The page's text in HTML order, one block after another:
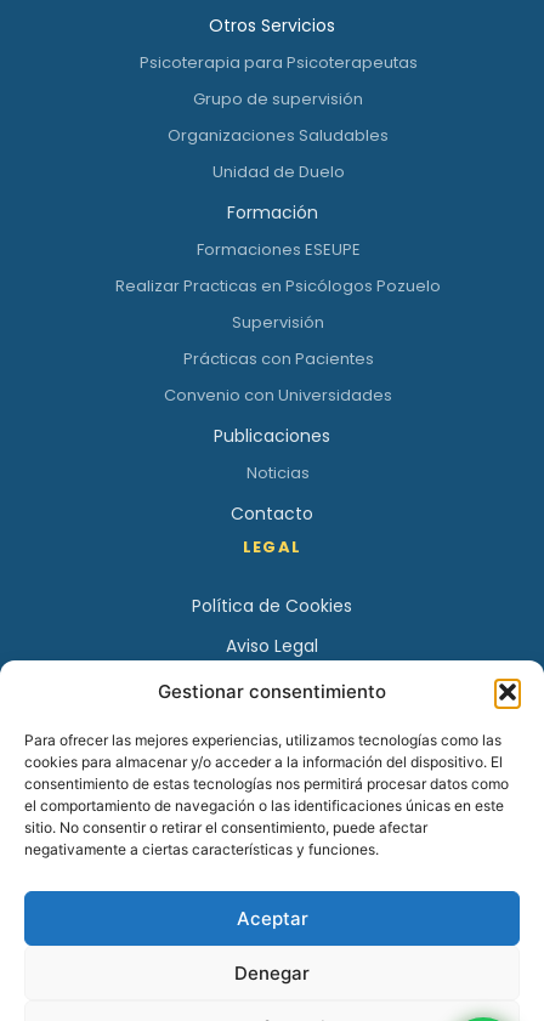
Gestionar consentimiento
Para ofrecer las mejores experiencias, utilizamos tecnologías como las
cookies para almacenar y/o acceder a la información del dispositivo. El
consentimiento de estas tecnologías nos permitirá procesar datos como
el comportamiento de navegación o las identificaciones únicas en este
sitio. No consentir o retirar el consentimiento, puede afectar
negativamente a ciertas características y funciones.
Aceptar
Denegar
Otros Servicios
Psicoterapia para Psicoterapeutas
Grupo de supervisión
Organizaciones Saludables
Unidad de Duelo
Formación
Formaciones ESEUPE
Realizar Practicas en Psicólogos Pozuelo
Supervisión
Prácticas con Pacientes
Convenio con Universidades
Publicaciones
Noticias
Contacto
LEGAL
Política de Cookies
Aviso Legal
Política de Privacidad
Avenida Juan XXIII 15 B 28224 – Pozuelo de Alarcón,
Madrid
Tel:+34 913527728
+34 669 83 48 45
info@psicologospozuelo.es